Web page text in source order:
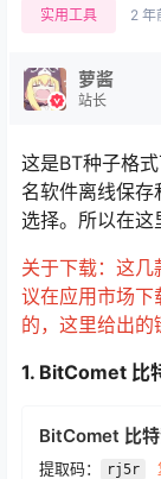
实用工具 2 年
萝酱
站长
这是BT种子格
名软件离线保
选择。所以在这
关于下载：这
议在应用市场
的，这里给出的
1. BitComet 比
BitComet 比
提取码： rj5r